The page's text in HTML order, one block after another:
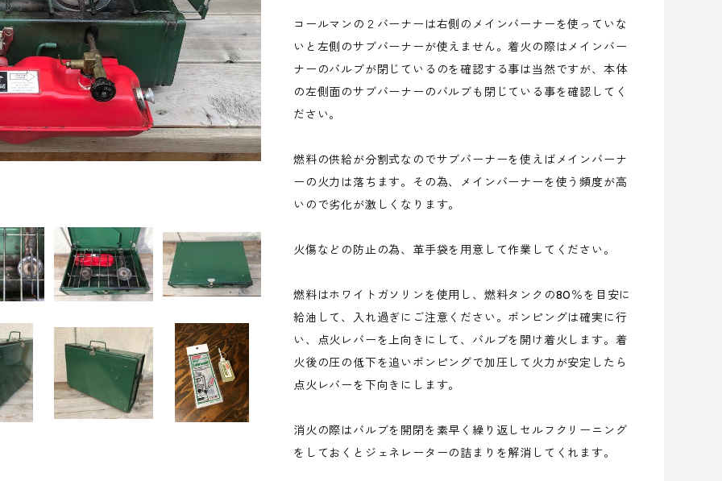
コールマンの２バーナーは右側のメインバーナーを使っていな
いと左側のサブバーナーが使えません。着火の際はメインバー
ナーのバルブが閉じているのを確認する事は当然ですが、本体
の左側面のサブバーナーのバルブも閉じている事を確認してく
ださい。
燃料の供給が分割式なのでサブバーナーを使えばメインバーナ
ーの火力は落ちます。その為、メインバーナーを使う頻度が高
いので劣化が激しくなります。
火傷などの防止の為、革手袋を用意して作業してください。
燃料はホワイトガソリンを使用し、燃料タンクの80％を目安に
給油して、入れ過ぎにご注意ください。ポンピングは確実に行
い、点火レバーを上向きにして、バルブを開け着火します。着
火後の圧の低下を追いポンピングで加圧して火力が安定したら
点火レバーを下向きにします。
消火の際はバルブを開閉を素早く繰り返しセルフクリーニング
をしておくとジェネレーターの詰まりを解消してくれます。